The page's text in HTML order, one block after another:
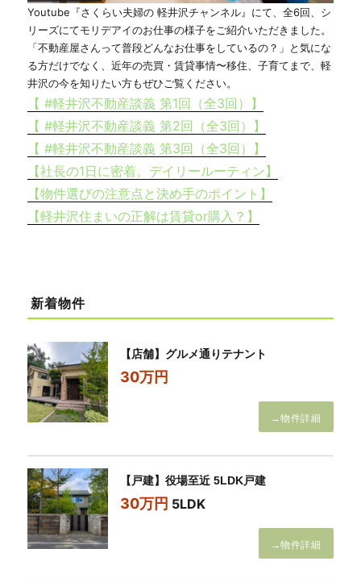
Youtube『さくらい夫婦の 軽井沢チャンネル』にて、全6回、シ
リーズにてモリデアイのお仕事の様子をご紹介いただきました。
「不動産屋さんって普段どんなお仕事をしているの？」と気にな
る方だけでなく、近年の売買・賃貸事情〜移住、子育てまで、軽
井沢の今を知りたい方もぜひご覧ください。
【 #軽井沢不動産談義 第1回（全3回）】
【 #軽井沢不動産談義 第2回（全3回）】
【 #軽井沢不動産談義 第3回（全3回）】
【社長の1日に密着。デイリールーティン】
【物件選びの注意点と決め手のポイント】
【軽井沢住まいの正解は賃貸or購入？】
新着物件
【店舗】グルメ通りテナント
30万円
→物件詳細
【戸建】役場至近 5LDK戸建
30万円 5LDK
→物件詳細